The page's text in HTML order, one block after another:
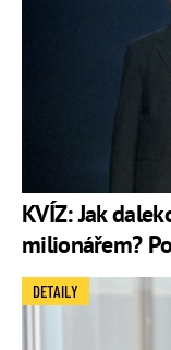
KVÍZ: Jak
milionářem?
DETAILY